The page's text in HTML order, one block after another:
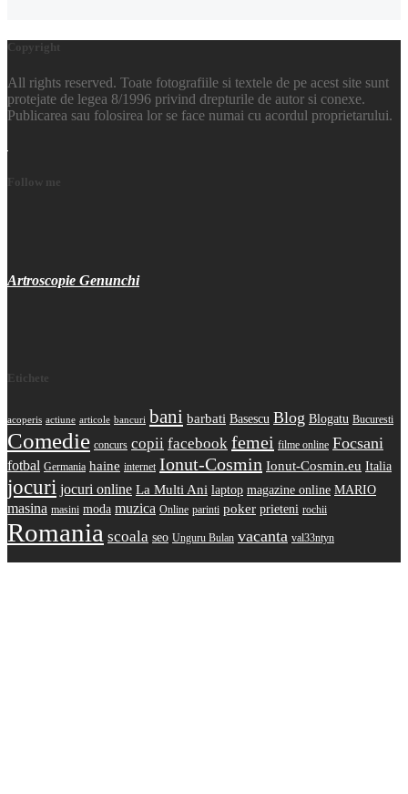
Copyright
All rights reserved. Toate fotografiile si textele de pe acest site sunt
protejate de legea 8/1996 privind drepturile de autor si conexe.
Publicarea sau folosirea lor se face numai cu acordul proprietarului.
Follow me
Artroscopie Genunchi
Etichete
acoperis actiune articole bancuri bani barbati Basescu Blog Blogatu Bucuresti
Comedie concurs copii facebook femei filme online Focsani
fotbal Germania haine internet Ionut-Cosmin Ionut-Cosmin.eu Italia
jocuri jocuri online La Multi Ani laptop magazine online MARIO
masina masini moda muzica Online parinti poker prieteni rochii
Romania scoala seo Unguru Bulan vacanta val33ntyn